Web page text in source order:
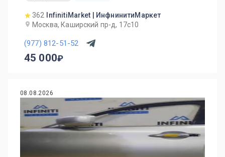
362
InfinitiMarket | ИнфнинитиМаркет
Москва, Каширский пр-д, 17с10
(977) 812-51-52
45 000
08.08.2026